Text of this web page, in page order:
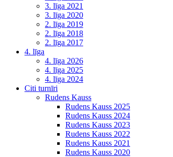
3. līga 2021
3. līga 2020
2. līga 2019
2. līga 2018
2. līga 2017
4. līga
4. līga 2026
4. līga 2025
4. līga 2024
Citi turnīri
Rudens Kauss
Rudens Kauss 2025
Rudens Kauss 2024
Rudens Kauss 2023
Rudens Kauss 2022
Rudens Kauss 2021
Rudens Kauss 2020